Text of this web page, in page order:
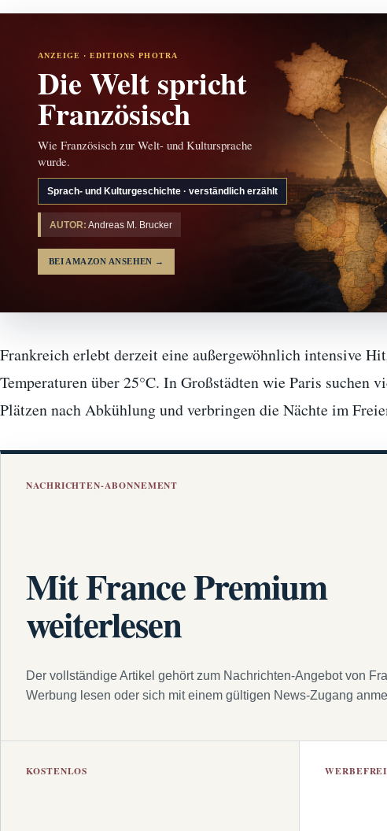
ANZEIGE · EDITIONS PHOTRA
Die Welt spricht
Französisch
Wie Französisch zur Welt- und Kultursprache
wurde.
Sprach- und Kulturgeschichte · verständlich erzählt
AUTOR: Andreas M. Brucker
BEI AMAZON ANSEHEN →
Frankreich erlebt derzeit eine außergewöhnlich intensive
Temperaturen über 25°C. In Großstädten wie Paris suchen
Plätzen nach Abkühlung und verbringen die Nächte im
NACHRICHTEN-ABONNEMENT
Mit France Premium
weiterlesen
Der vollständige Artikel gehört zum Nachrichten-Angebot von
Werbung lesen oder sich mit einem gültigen News-Zugang
KOSTENLOS WERBEFREI